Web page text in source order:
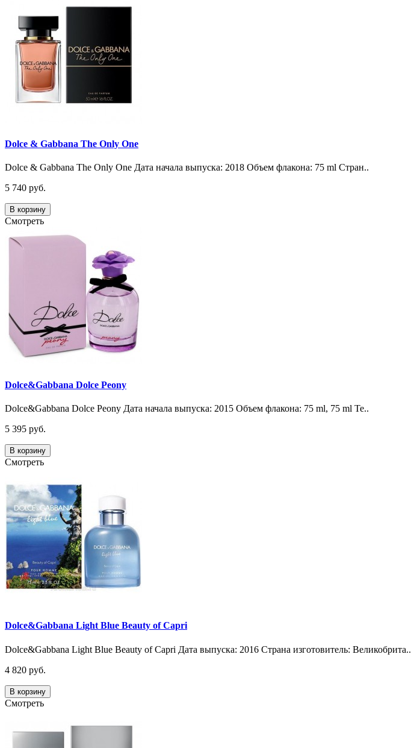
Dolce & Gabbana The Only One
Dolce & Gabbana The Only One Дата начала выпуска: 2018 Объем флакона: 75 ml Стран..
5 740 руб.
В корзину
Смотреть
Dolce&Gabbana Dolce Peony
Dolce&Gabbana Dolce Peony Дата начала выпуска: 2015 Объем флакона: 75 ml, 75 ml Te..
5 395 руб.
В корзину
Смотреть
Dolce&Gabbana Light Blue Beauty of Capri
Dolce&Gabbana Light Blue Beauty of Capri Дата выпуска: 2016 Страна изготовитель: Великобрита..
4 820 руб.
В корзину
Смотреть